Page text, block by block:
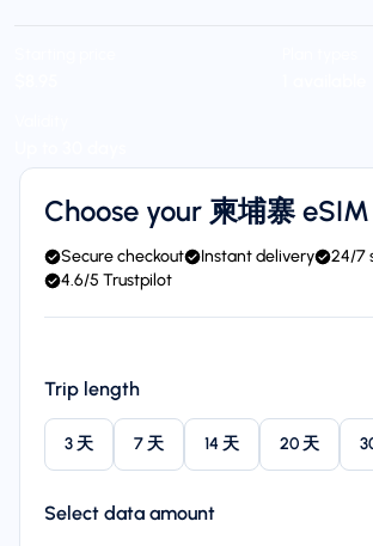
Choose your 柬埔寨 eSIM
Secure checkout Instant delivery
24/7
4.6/5 Trustpilot
Trip length
3 天 7 天 14 天 20 天
Select data amount